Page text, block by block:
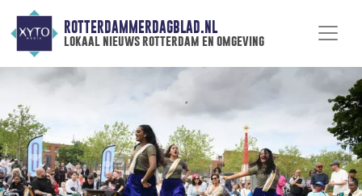
ROTTERDAMMERDAGBLAD.NL
lokaal nieuws rotterdam en omgeving